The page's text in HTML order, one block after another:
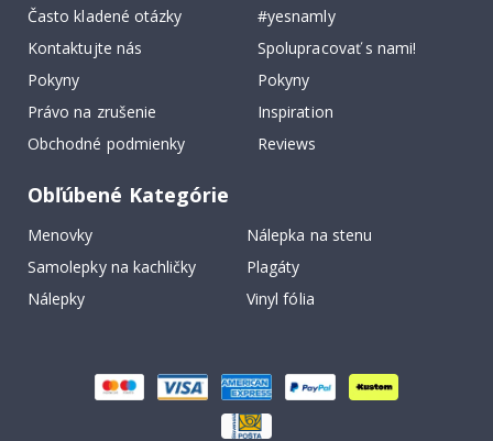
Často kladené otázky
Kontaktujte nás
Pokyny
Právo na zrušenie
Obchodné podmienky
#yesnamly
Spolupracovať s nami!
Pokyny
Inspiration
Reviews
Obľúbené Kategórie
Menovky
Nálepka na stenu
Samolepky na kachličky
Plagáty
Nálepky
Vinyl fólia